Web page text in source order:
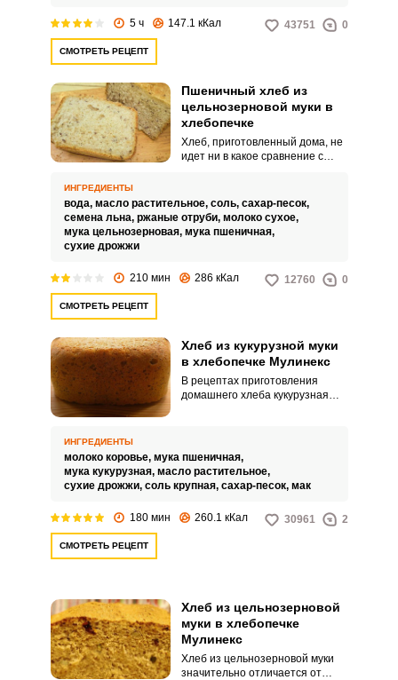
5 ч
147.1 кКал 43751 0
СМОТРЕТЬ РЕЦЕПТ
Пшеничный хлеб из
цельнозерновой муки в
хлебопечке
Хлеб, приготовленный дома, не
идет ни в какое сравнение с
абсолютно безопасен по
качеству и составу.
ИНГРЕДИЕНТЫ
вода, масло растительное, соль, сахар-песок,
семена льна, ржаные отруби, молоко сухое,
мука цельнозерновая, мука пшеничная,
сухие дрожжи
210 мин 286 кКал 12760 0
СМОТРЕТЬ РЕЦЕПТ
Хлеб из кукурузной муки
в хлебопечке Мулинекс
В рецептах приготовления
домашнего хлеба кукурузная
именно местная пшеничная и
ржаная мука, а кукурузная уже
считается чем-то экзотическим.
ИНГРЕДИЕНТЫ
молоко коровье, мука пшеничная,
мука кукурузная, масло растительное,
сухие дрожжи, соль крупная, сахар-песок, мак
180 мин 260.1 кКал 30961 2
СМОТРЕТЬ РЕЦЕПТ
Хлеб из цельнозерновой
муки в хлебопечке
Мулинекс
Хлеб из цельнозерновой муки
значительно отличается от